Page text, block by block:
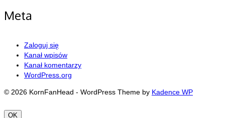
Meta
Zaloguj się
Kanał wpisów
Kanał komentarzy
WordPress.org
© 2026 KornFanHead - WordPress Theme by Kadence WP
OK